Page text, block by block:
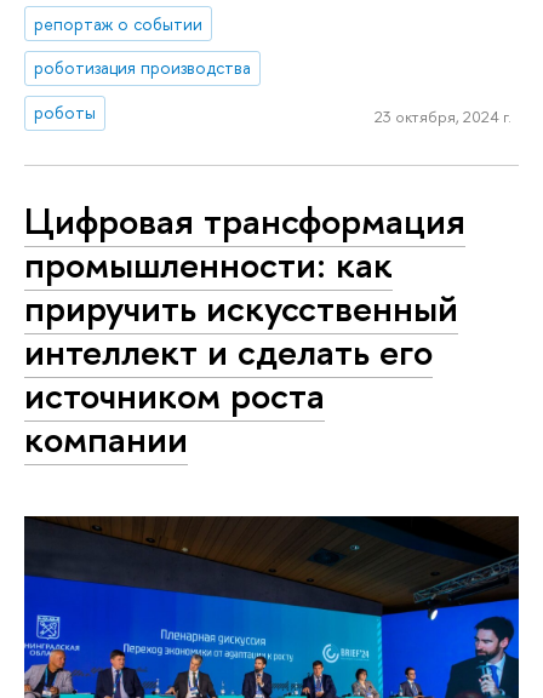
репортаж о событии
роботизация производства
роботы
23 октября, 2024 г.
Цифровая трансформация
промышленности: как
приручить искусственный
интеллект и сделать его
источником роста
компании